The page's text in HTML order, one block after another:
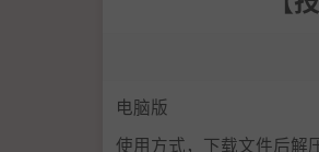
电脑版
使用方式，下载文件后